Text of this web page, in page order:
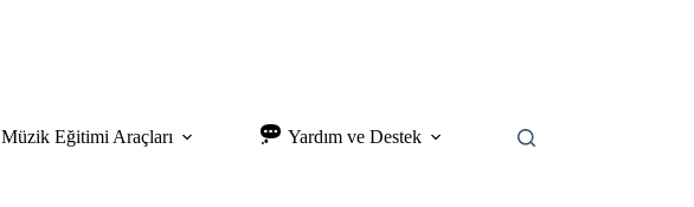
Müzik Eğitimi Araçları Yardım ve Destek